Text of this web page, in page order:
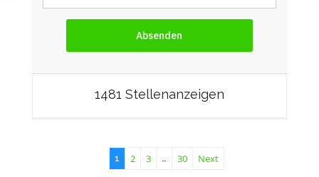
1481 Stellenanzeigen
1 2 3 … 30 Next